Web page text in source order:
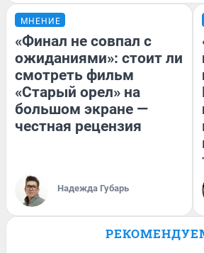
МНЕНИЕ
«Финал не совпал с
ожиданиями»: стоит ли
смотреть фильм
«Старый орел» на
большом экране —
честная рецензия
Надежда Губарь